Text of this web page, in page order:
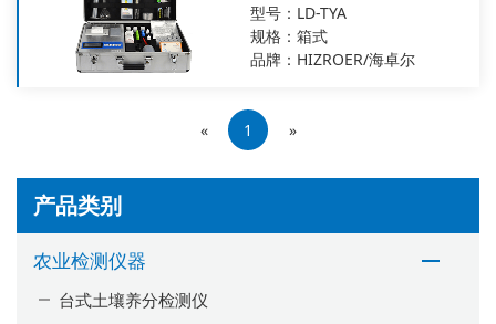
产品类别
农业检测仪器
台式土壤养分检测仪
型号：LD-TYA
规格：箱式
品牌：HIZROER/海卓尔
« 1 »